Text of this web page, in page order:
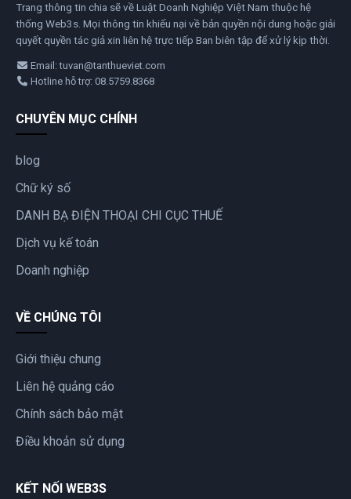
Trang thông tin chia sẽ về Luật Doanh Nghiệp Việt Nam thuộc hệ
thống Web3s. Mọi thông tin khiếu nại về bản quyền nội dung hoặc giải
quyết quyền tác giả xin liên hệ trực tiếp Ban biên tập để xử lý kịp thời.
Email: tuvan@tanthueviet.com
Hotline hỗ trợ: 08.5759.8368
CHUYÊN MỤC CHÍNH
blog
Chữ ký số
DANH BẠ ĐIỆN THOẠI CHI CỤC THUẾ
Dịch vụ kế toán
Doanh nghiệp
VỀ CHÚNG TÔI
Giới thiệu chung
Liên hệ quảng cáo
Chính sách bảo mật
Điều khoản sử dụng
KẾT NỐI WEB3S